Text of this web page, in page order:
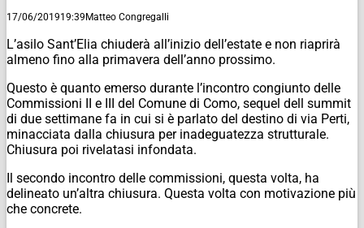
17/06/201919:39Matteo Congregalli
L’asilo Sant’Elia chiuderà all’inizio dell’estate e non riaprirà
almeno fino alla primavera dell’anno prossimo.
Questo è quanto emerso durante l’incontro congiunto delle
Commissioni II e III del Comune di Como, sequel dell summit
di due settimane fa in cui si è parlato del destino di via Perti,
minacciata dalla chiusura per inadeguatezza strutturale.
Chiusura poi rivelatasi infondata.
Il secondo incontro delle commissioni, questa volta, ha
delineato un’altra chiusura. Questa volta con motivazione più
che concrete.